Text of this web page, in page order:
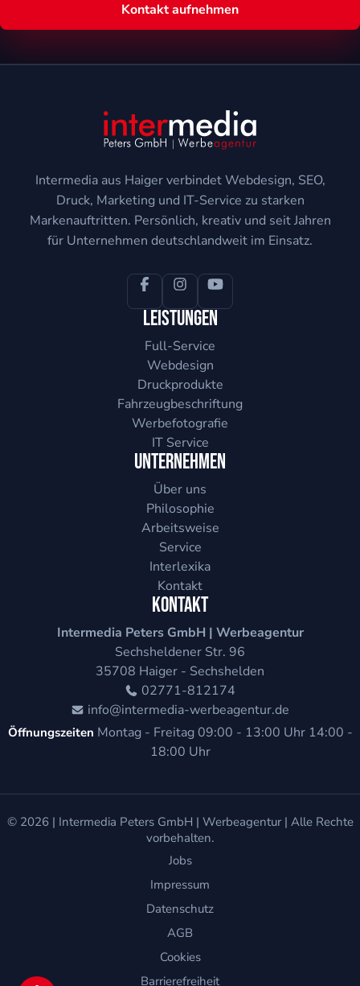
Kontakt aufnehmen
Intermedia aus Haiger verbindet Webdesign, SEO,
Druck, Marketing und IT-Service zu starken
Markenauftritten. Persönlich, kreativ und seit Jahren
für Unternehmen deutschlandweit im Einsatz.
Leistungen
Full-Service
Webdesign
Druckprodukte
Fahrzeugbeschriftung
Werbefotografie
IT Service
Unternehmen
Über uns
Philosophie
Arbeitsweise
Service
Interlexika
Kontakt
Kontakt
Intermedia Peters GmbH | Werbeagentur
Sechsheldener Str. 96
35708 Haiger - Sechshelden
02771-812174
info@intermedia-werbeagentur.de
Öffnungszeiten Montag - Freitag 09:00 - 13:00 Uhr 14:00 -
18:00 Uhr
© 2026 | Intermedia Peters GmbH | Werbeagentur| Alle Rechte
vorbehalten.
Jobs
Impressum
Datenschutz
AGB
Cookies
Barrierefreiheit